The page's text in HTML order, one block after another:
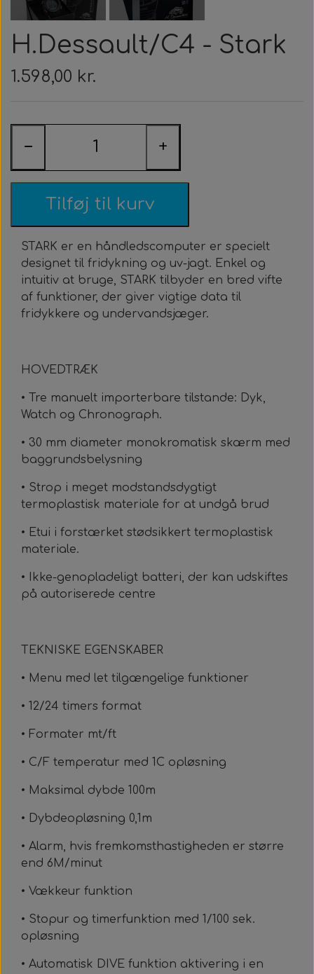
Roller Opsætning
Trigger & Håndtag
Spyd
Metermål
Klar Til Brug
Wishbone
Dyneema & Mono
Metermål
Hele Ruller
Foto & Video
Alt Det Andet
Tøj & Stickers
Tøj
Vægtvest
Halsvægt
Tilbehør
Ur & Computer
Tasker & Køleboks
Tasker & Sportube
Bælter
Bæltebly
Tilbehør
Næseklemmer
Finner
Masker
Træning
Kurser & Ture
Udlejning
Event & Konkurrencer
Grej Aften
Gavekort
H.Dessault/C4 - Stark
1.598,00 kr.
− +
Tilføj til kurv
STARK er en håndledscomputer er specielt
designet til fridykning og uv-jagt. Enkel og
intuitiv at bruge, STARK tilbyder en bred vifte
af funktioner, der giver vigtige data til
fridykkere og undervandsjæger.
HOVEDTRÆK
• Tre manuelt importerbare tilstande: Dyk,
Watch og Chronograph.
• 30 mm diameter monokromatisk skærm med
baggrundsbelysning
• Strop i meget modstandsdygtigt
termoplastisk materiale for at undgå brud
• Etui i forstærket stødsikkert termoplastisk
materiale.
• Ikke-genopladeligt batteri, der kan udskiftes
på autoriserede centre
TEKNISKE EGENSKABER
• Menu med let tilgængelige funktioner
• 12/24 timers format
• Formater mt/ft
• C/F temperatur med 1C opløsning
• Maksimal dybde 100m
• Dybdeopløsning 0,1m
• Alarm, hvis fremkomsthastigheden er større
end 6M/minut
• Vækkeur funktion
• Stopur og timerfunktion med 1/100 sek.
opløsning
• Automatisk DIVE funktion aktivering i en